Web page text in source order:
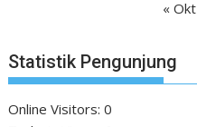
« Okt
Statistik Pengunjung
Online Visitors:0